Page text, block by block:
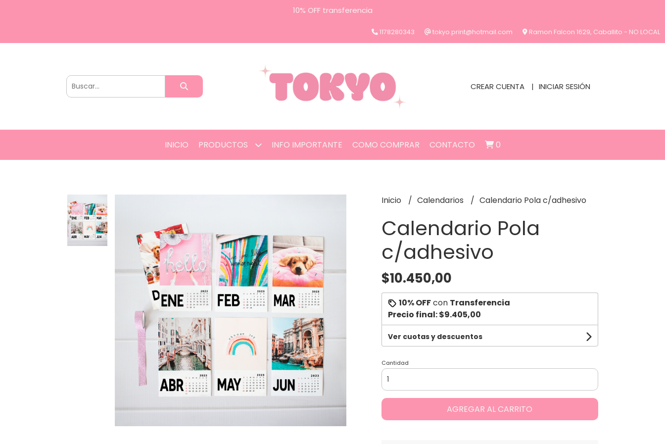
10% OFF transferencia
1178280343 tokyo.print@hotmail.com Ramon Falcon 1629, Caballito - NO LOCAL
CREAR CUENTA INICIAR SESIÓN
INICIO PRODUCTOS INFO IMPORTANTE COMO COMPRAR CONTACTO 0
Inicio Calendarios Calendario Pola c/adhesivo
Calendario Pola
c/adhesivo
$10.450,00
10% OFFcon Transferencia
Precio final:$9.405,00
Ver cuotas y descuentos
Cantidad
AGREGAR AL CARRITO